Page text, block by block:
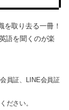
を取り去る一冊！
語を聞くのが楽
員証、LINE会員証
ださい。